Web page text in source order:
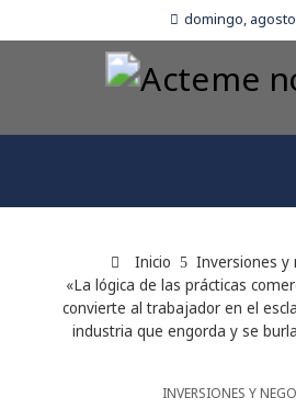
domingo,
Inicio
Inversiones y
«La lógica de las prácticas
convierte al trabajador en el
industria que engorda y se
INVERSIONES Y